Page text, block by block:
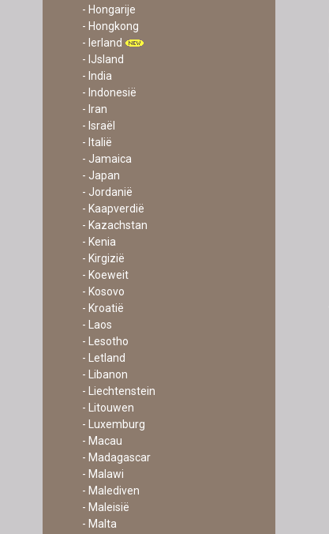
- Hongarije
- Hongkong
- Ierland
- IJsland
- India
- Indonesië
- Iran
- Israël
- Italië
- Jamaica
- Japan
- Jordanië
- Kaapverdië
- Kazachstan
- Kenia
- Kirgizië
- Koeweit
- Kosovo
- Kroatië
- Laos
- Lesotho
- Letland
- Libanon
- Liechtenstein
- Litouwen
- Luxemburg
- Macau
- Madagascar
- Malawi
- Malediven
- Maleisië
- Malta